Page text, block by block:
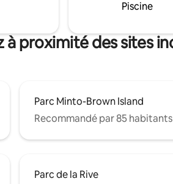
un canapé complet, des
Arrivée autonome sans
ne
Piscine
à proximité des sites
Parc Minto-Brown Island
Recommandé par 85 habitants
Parc de la Rive